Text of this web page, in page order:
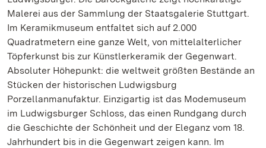
Malerei aus der Sammlung der Staatsgalerie Stuttgart.
Im Keramikmuseum entfaltet sich auf 2.000
Quadratmetern eine ganze Welt, von mittelalterlicher
Töpferkunst bis zur Künstlerkeramik der Gegenwart.
Absoluter Höhepunkt: die weltweit größten Bestände an
Stücken der historischen Ludwigsburg
Porzellanmanufaktur. Einzigartig ist das Modemuseum
im Ludwigsburger Schloss, das einen Rundgang durch
die Geschichte der Schönheit und der Eleganz vom 18.
Jahrhundert bis in die Gegenwart zeigen kann. Im